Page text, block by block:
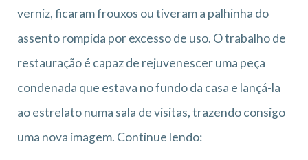
verniz, ficaram frouxos ou tiveram a palhinha do
assento rompida por excesso de uso. O trabalho de
restauração é capaz de rejuvenescer uma peça
condenada que estava no fundo da casa e lançá-la
ao estrelato numa sala de visitas, trazendo consigo
uma nova imagem. Continue lendo: